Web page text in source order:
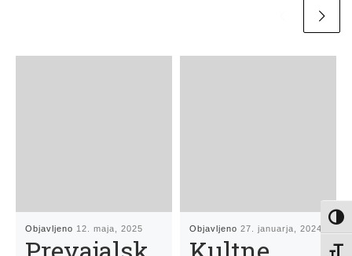
Objavljeno 12. maja, 2025 Objavljeno27. januarja, 2024